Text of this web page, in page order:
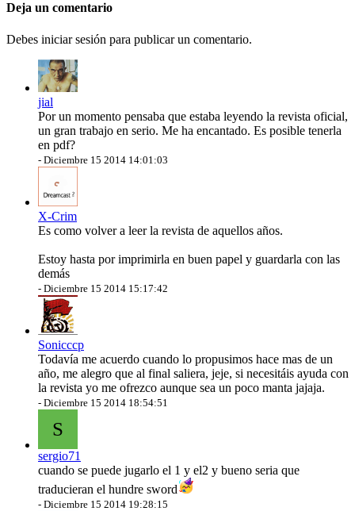
Deja un comentario
Debes iniciar sesión para publicar un comentario.
jial
Por un momento pensaba que estaba leyendo la revista oficial,
un gran trabajo en serio. Me ha encantado. Es posible tenerla
en pdf?
- Diciembre 15 2014 14:01:03
X-Crim
Es como volver a leer la revista de aquellos años.
Estoy hasta por imprimirla en buen papel y guardarla con las
demás
- Diciembre 15 2014 15:17:42
Sonicccp
Todavía me acuerdo cuando lo propusimos hace mas de un
año, me alegro que al final saliera, jeje, si necesitáis ayuda con
la revista yo me ofrezco aunque sea un poco manta jajaja.
- Diciembre 15 2014 18:54:51
S
sergio71
cuando se puede jugarlo el 1 y el2 y bueno seria que
traducieran el hundre sword
- Diciembre 15 2014 19:28:15